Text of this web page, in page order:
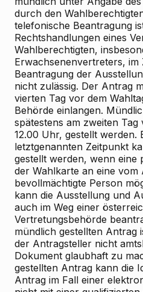
durch den
telefonische Beantragung
Rechtshandlungen eines
Wahlberechtigten,
Erwachsenenvertreters, im
Beantragung der
nicht zulässig. Der Antrag
vierten Tag vor dem
Behörde einlangen.
spätestens am zweiten Tag
12.00 Uhr, gestellt werden.
letztgenannten Zeitpunkt
gestellt werden, wenn eine
der Wahlkarte an eine vom
bevollmächtigte Person
kann die Ausstellung und
auch im Weg einer
Vertretungsbehörde
mündlich gestellten Antrag
der Antragsteller nicht
Dokument glaubhaft zu
gestellten Antrag kann die
Antrag im Fall einer